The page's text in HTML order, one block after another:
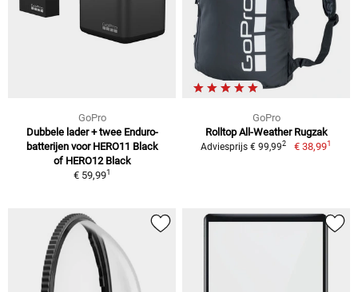
GoPro
Dubbele lader + twee Enduro-
batterijen voor HERO11 Black
of HERO12 Black
€ 59,991
GoPro
Rolltop All-Weather Rugzak
Adviesprijs € 99,992 € 38,991